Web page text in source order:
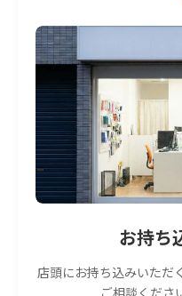
お持ち
店頭にお持ち込みいただ
ご相談くださ